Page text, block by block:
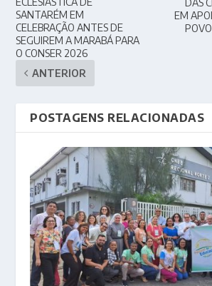
SANTARÉM EM
CELEBRAÇÃO ANTES DE
SEGUIREM A MARABÁ PARA
O CONSER 2026
ANTERIOR
DAS
EM
POSTAGENS RELACIONADAS